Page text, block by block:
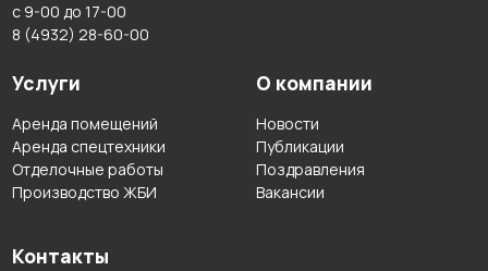
с 9-00 до 17-00
8 (4932) 28-60-00
Услуги
Аренда помещений
Аренда спецтехники
Отделочные работы
Производство ЖБИ
О компании
Новости
Публикации
Поздравления
Вакансии
Контакты